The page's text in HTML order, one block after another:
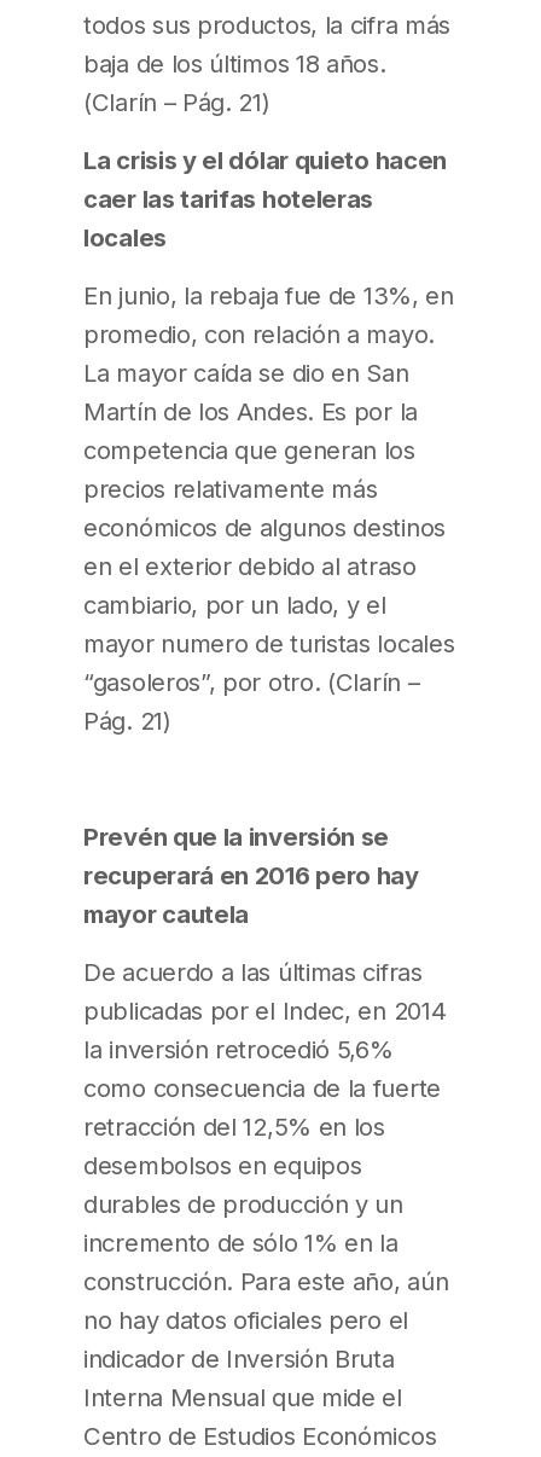
todos sus productos, la cifra más
baja de los últimos 18 años.
(Clarín – Pág. 21)
La crisis y el dólar quieto hacen
caer las tarifas hoteleras
locales
En junio, la rebaja fue de 13%, en
promedio, con relación a mayo.
La mayor caída se dio en San
Martín de los Andes. Es por la
competencia que generan los
precios relativamente más
económicos de algunos destinos
en el exterior debido al atraso
cambiario, por un lado, y el
mayor numero de turistas locales
“gasoleros”, por otro. (Clarín –
Pág. 21)
Prevén que la inversión se
recuperará en 2016 pero hay
mayor cautela
De acuerdo a las últimas cifras
publicadas por el Indec, en 2014
la inversión retrocedió 5,6%
como consecuencia de la fuerte
retracción del 12,5% en los
desembolsos en equipos
durables de producción y un
incremento de sólo 1% en la
construcción. Para este año, aún
no hay datos oficiales pero el
indicador de Inversión Bruta
Interna Mensual que mide el
Centro de Estudios Económicos